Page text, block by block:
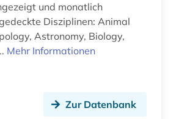
und monatlich
Astronomy, Biology,
Mehr Informationen
Zur Datenbank